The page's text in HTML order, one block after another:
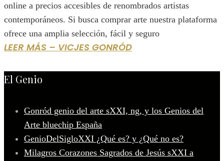
online a precios accesibles de renombrados artistas
contemporáneos. Si busca comprar arte nuestra plataforma
ofrece una amplia selección, fácil y seguro
LEER MÁS – VICJES GONRÓD
El Genio
Gonród genio del arte sXXI, ng, y los Genios del
Arte bluechip España
GenioDelSigloXXI ¿Qué es? y ¿Qué no es?
Milagros Corazones Sagrados de Jesús sXXI a